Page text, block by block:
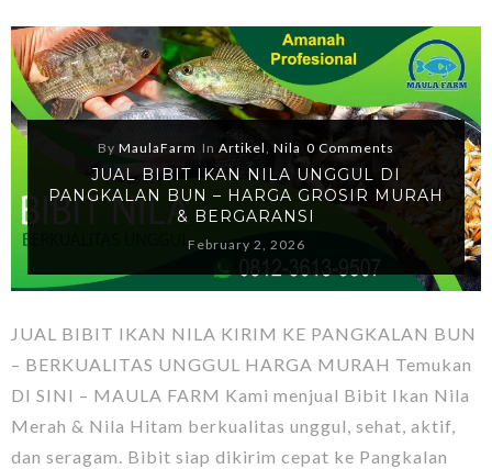
By MaulaFarm In Artikel, Nila 0 Comments
JUAL BIBIT IKAN NILA UNGGUL DI
PANGKALAN BUN – HARGA GROSIR MURAH
& BERGARANSI
February 2, 2026
JUAL BIBIT IKAN NILA KIRIM KE PANGKALAN BUN
– BERKUALITAS UNGGUL HARGA MURAH Temukan
DI SINI – MAULA FARM Kami menjual Bibit Ikan Nila
Merah & Nila Hitam berkualitas unggul, sehat, aktif,
dan seragam. Bibit siap dikirim cepat ke Pangkalan